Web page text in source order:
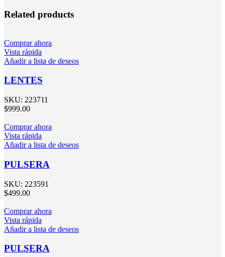
Related products
Comprar ahora
Vista rápida
Añadir a lista de deseos
LENTES
SKU: 223711
$999.00
Comprar ahora
Vista rápida
Añadir a lista de deseos
PULSERA
SKU: 223591
$499.00
Comprar ahora
Vista rápida
Añadir a lista de deseos
PULSERA